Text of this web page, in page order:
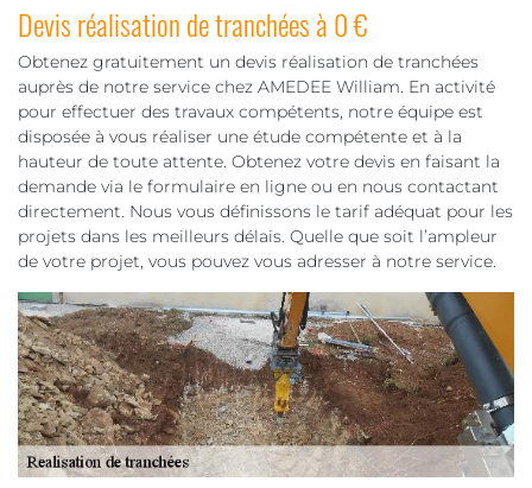
Devis réalisation de tranchées à 0 €
Obtenez gratuitement un devis réalisation de tranchées
auprès de notre service chez AMEDEE William. En activité
pour effectuer des travaux compétents, notre équipe est
disposée à vous réaliser une étude compétente et à la
hauteur de toute attente. Obtenez votre devis en faisant la
demande via le formulaire en ligne ou en nous contactant
directement. Nous vous définissons le tarif adéquat pour les
projets dans les meilleurs délais. Quelle que soit l’ampleur
de votre projet, vous pouvez vous adresser à notre service.